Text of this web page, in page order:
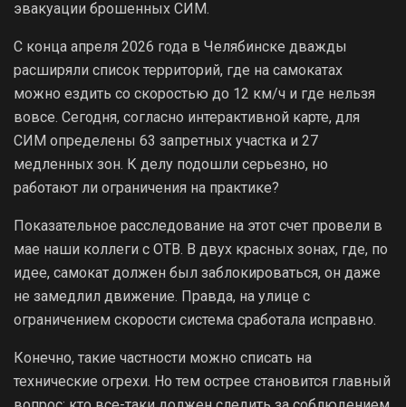
эвакуации брошенных СИМ.
С конца апреля 2026 года в Челябинске дважды
расширяли список территорий, где на самокатах
можно ездить со скоростью до 12 км/ч и где нельзя
вовсе. Сегодня, согласно интерактивной карте, для
СИМ определены 63 запретных участка и 27
медленных зон. К делу подошли серьезно, но
работают ли ограничения на практике?
Показательное расследование на этот счет провели в
мае наши коллеги с ОТВ. В двух красных зонах, где, по
идее, самокат должен был заблокироваться, он даже
не замедлил движение. Правда, на улице с
ограничением скорости система сработала исправно.
Конечно, такие частности можно списать на
технические огрехи. Но тем острее становится главный